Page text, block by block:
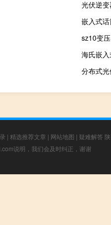
光伏逆
嵌入式
sz10变
海氏嵌
分布式
| 精选推荐文章 | 网站地图 | 疑难解答
说明，我们会及时纠正，谢谢